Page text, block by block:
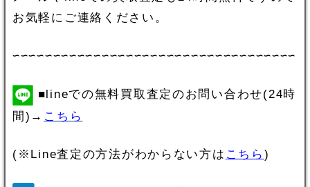
お気軽にご連絡ください。
∽∽∽∽∽∽∽∽∽∽∽∽∽∽∽∽∽∽∽∽∽∽∽∽∽∽∽∽∽∽∽∽∽∽∽
■lineでの無料買取査定のお問い合わせ(24時
間)→ こちら
(※Line査定の方法がわからない方は こちら )